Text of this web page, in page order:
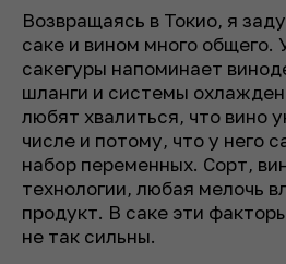
Возвращаясь в Токио, я
саке и вином много общего.
сакегуры напоминает
шланги и системы
любят хвалиться, что вино
числе и потому, что у него
набор переменных. Сорт,
технологии, любая мелочь
продукт. В саке эти
не так сильны.